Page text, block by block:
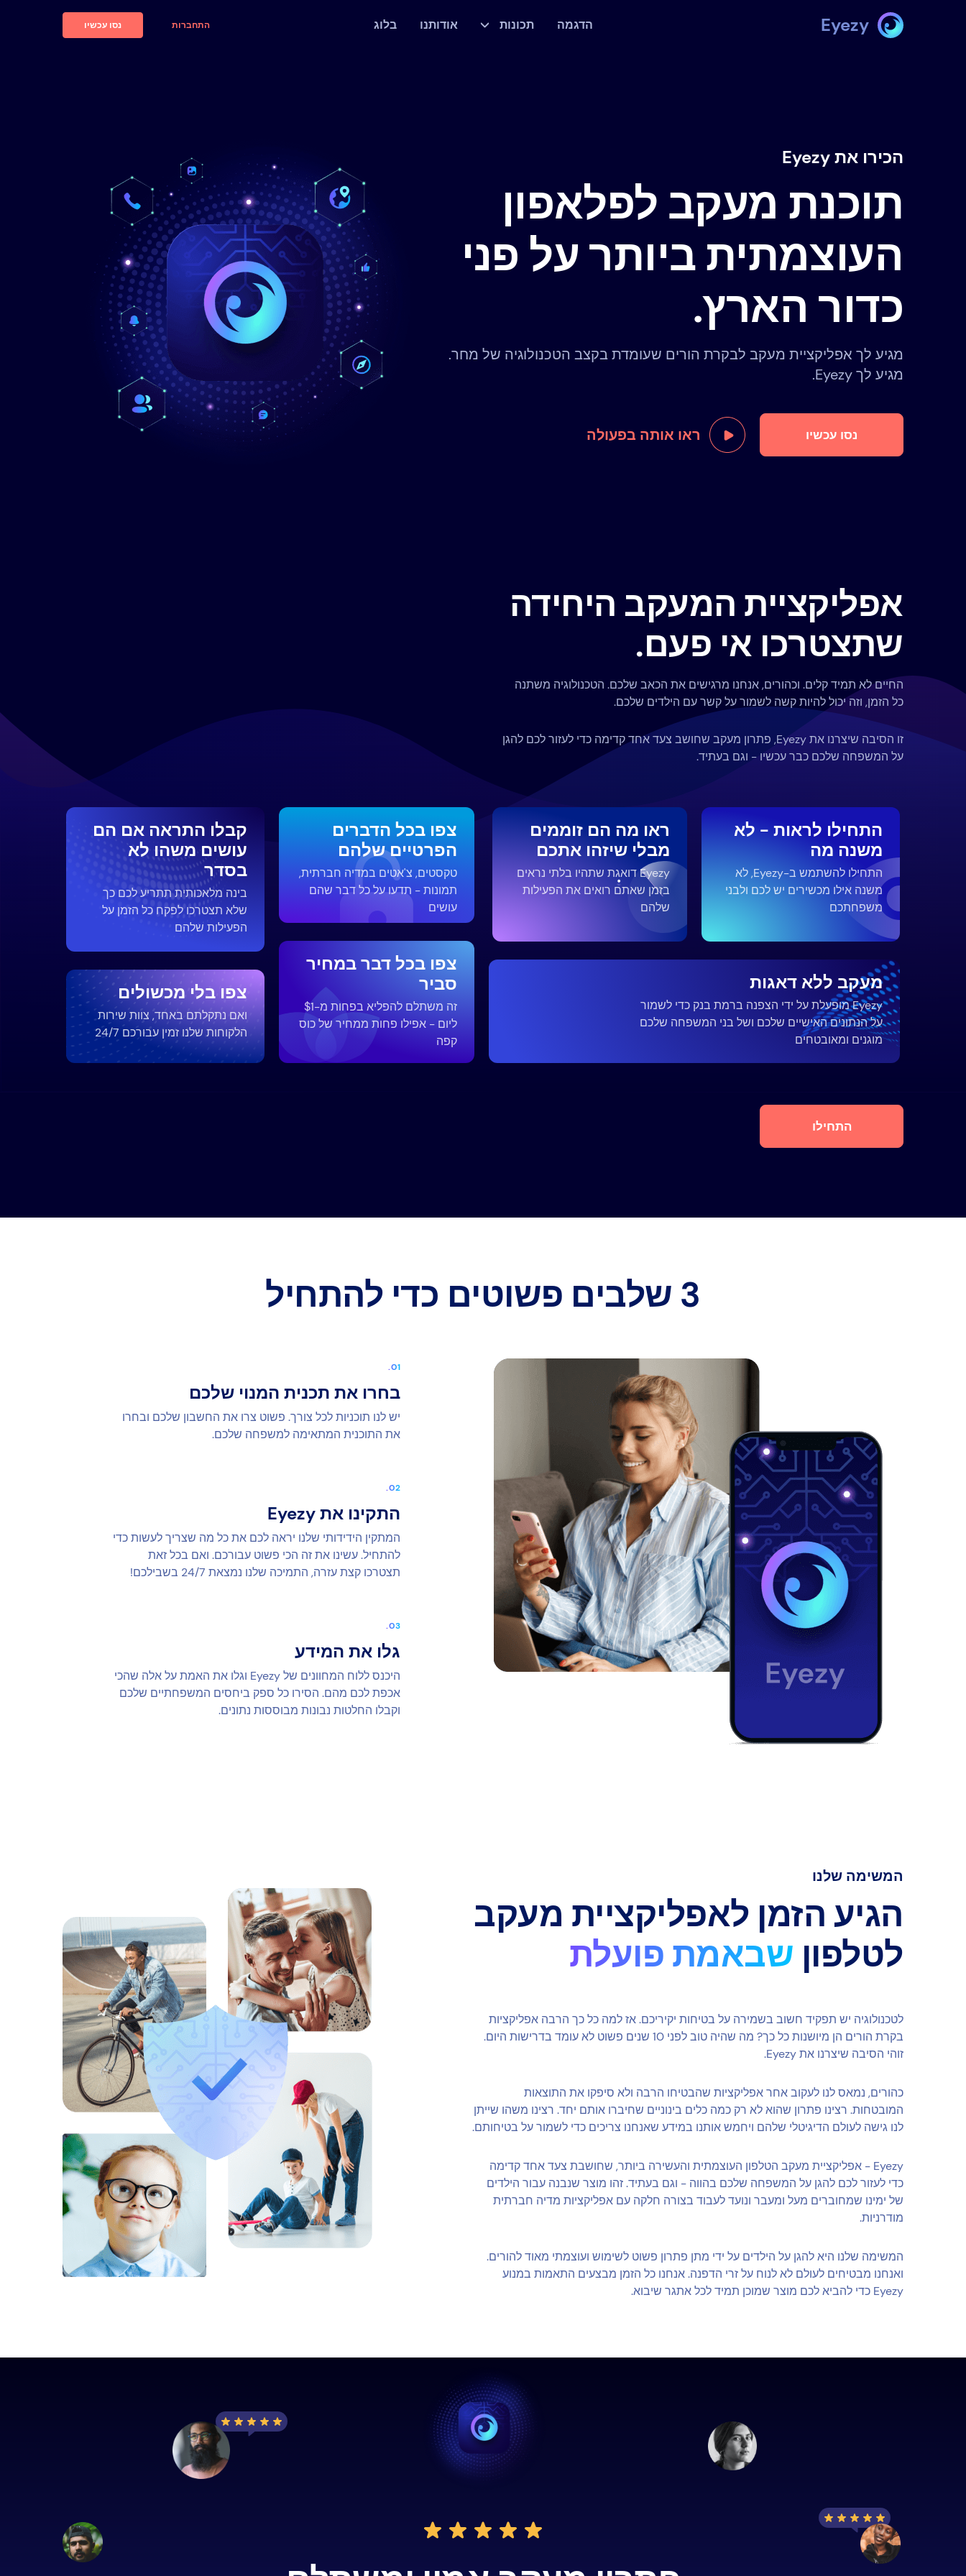
Eyezy הדגמה תכונות אודותנו בלוג התחברות נסו עכשיו
הכירו את Eyezy
תוכנת מעקב לפלאפון
העוצמתית ביותר על פני
כדור הארץ.
מגיע לך אפליקציית מעקב לבקרת הורים שעומדת בקצב הטכנולוגיה של מחר.
מגיע לך Eyezy.
נסו עכשיו ראו אותה בפעולה
אפליקציית המעקב היחידה
שתצטרכו אי פעם.
החיים לא תמיד קלים. וכהורים, אנחנו מרגישים את הכאב שלכם. הטכנולוגיה משתנה
כל הזמן, וזה יכול להיות קשה לשמור על קשר עם הילדים שלכם.
זו הסיבה שיצרנו את Eyezy, פתרון מעקב שחושב צעד אחד קדימה כדי לעזור לכם להגן
על המשפחה שלכם כבר עכשיו - וגם בעתיד.
התחילו לראות - לא
משנה מה
התחילו להשתמש ב-Eyezy, לא
משנה אילו מכשירים יש לכם ולבני
משפחתכם
ראו מה הם זוממים
מבלי שיזהו אתכם
Eyezy דואגת שתהיו בלתי נראים
בזמן שאתם רואים את הפעילות
שלהם
מעקב ללא דאגות
Eyezy מופעלת על ידי הצפנה ברמת בנק כדי לשמור
על הנתונים האישיים שלכם ושל בני המשפחה שלכם
מוגנים ומאובטחים
צפו בכל הדברים
הפרטיים שלהם
טקסטים, צ'אטים במדיה חברתית,
תמונות - תדעו על כל דבר שהם
עושים
צפו בכל דבר במחיר
סביר
זה משתלם להפליא בפחות מ-$1
ליום - אפילו פחות ממחיר של כוס
קפה
קבלו התראה אם ​​הם
עושים משהו לא
בסדר
בינה מלאכותית תתריע לכם כך
שלא תצטרכו לפקח כל הזמן על
הפעילות שלהם
צפו בלי מכשולים
ואם נתקלתם באחד, צוות שירות
הלקוחות שלנו זמין עבורכם 24/7
התחילו
3 שלבים פשוטים כדי להתחיל
בחרו את תכנית המנוי שלכם
יש לנו תוכניות לכל צורך. פשוט צרו את החשבון שלכם ובחרו
את התוכנית המתאימה למשפחה שלכם.
התקינו את Eyezy
המתקין הידידותי שלנו יראה לכם את כל מה שצריך לעשות כדי
להתחיל. עשינו את זה הכי פשוט עבורכם. ואם בכל זאת
תצטרכו קצת עזרה, התמיכה שלנו נמצאת 24/7 בשבילכם!
גלו את המידע
היכנס ללוח המחוונים של Eyezy וגלו את האמת על אלה שהכי
אכפת לכם מהם. הסירו כל ספק ביחסים המשפחתיים שלכם
וקבלו החלטות נבונות מבוססות נתונים.
המשימה שלנו
הגיע הזמן לאפליקציית מעקב
לטלפון שבאמת פועלת
לטכנולוגיה יש תפקיד חשוב בשמירה על בטיחות יקיריכם. אז למה כל כך הרבה אפליקציות
בקרת הורים הן מיושנות כל כך? מה שהיה טוב לפני 10 שנים פשוט לא עומד בדרישות היום.
זוהי הסיבה שיצרנו את Eyezy.
כהורים, נמאס לנו לעקוב אחר אפליקציות שהבטיחו הרבה ולא סיפקו את התוצאות
המובטחות. רצינו פתרון שהוא לא רק כמה כלים בינוניים שחיברו אותם יחד. רצינו משהו שייתן
לנו גישה לעולם הדיגיטלי שלהם ויחמש אותנו במידע שאנחנו צריכים כדי לשמור על בטיחותם.
Eyezy - אפליקציית מעקב הטלפון העוצמתית והעשירה ביותר, שחושבת צעד אחד קדימה
כדי לעזור לכם להגן על המשפחה שלכם בהווה - וגם בעתיד. זהו מוצר שנבנה עבור הילדים
של ימינו שמחוברים מעל ומעבר ונועד לעבוד בצורה חלקה עם אפליקציות מדיה חברתית
מודרניות.
המשימה שלנו היא להגן על הילדים על ידי מתן פתרון פשוט לשימוש ועוצמתי מאוד להורים.
ואנחנו מבטיחים לעולם לא לנוח על זרי הדפנה. אנחנו כל הזמן מבצעים התאמות במנוע
Eyezy כדי להביא לכם מוצר שמוכן תמיד לכל אתגר שיבוא.